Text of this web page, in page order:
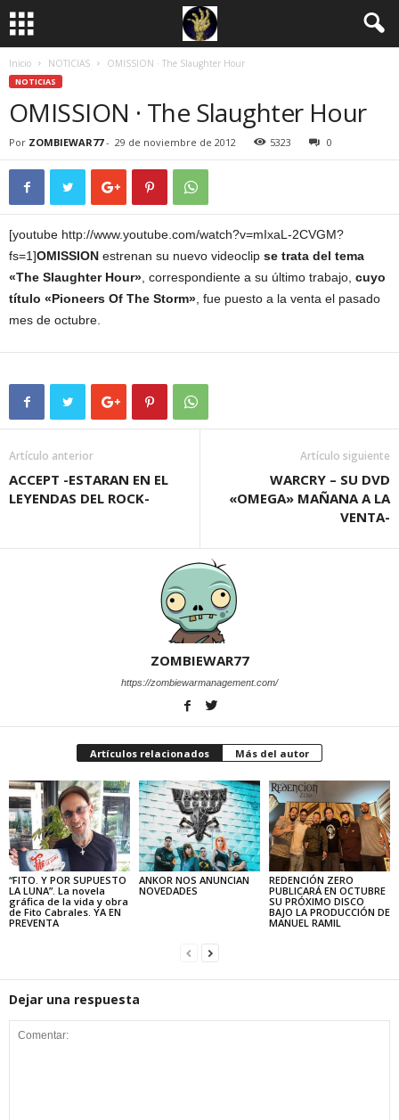
Inicio NOTICIAS OMISSION · The Slaughter Hour
NOTICIAS
OMISSION · The Slaughter Hour
Por ZOMBIEWAR77- 29 de noviembre de 2012 5323 0
[youtube http://www.youtube.com/watch?v=mIxaL-2CVGM?
fs=1]OMISSION estrenan su nuevo videoclip se trata del tema
«The Slaughter Hour» , correspondiente a su último trabajo, cuyo
título «Pioneers Of The Storm» , fue puesto a la venta el pasado
mes de octubre.
Artículo anterior
ACCEPT -ESTARAN EN EL
LEYENDAS DEL ROCK-
Artículo siguiente
WARCRY – SU DVD
«OMEGA» MAÑANA A LA
VENTA-
ZOMBIEWAR77
https://zombiewarmanagement.com/
Artículos relacionados Más del autor
“FITO. Y POR SUPUESTO
LA LUNA”. La novela
gráfica de la vida y obra
de Fito Cabrales. YA EN
PREVENTA
ANKOR NOS ANUNCIAN
NOVEDADES
REDENCIÓN ZERO
PUBLICARÁ EN OCTUBRE
SU PRÓXIMO DISCO
BAJO LA PRODUCCIÓN DE
MANUEL RAMIL
Dejar una respuesta